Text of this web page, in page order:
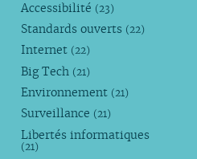
Accessibilité (23)
Standards ouverts (22)
Internet (22)
Big Tech (21)
Environnement (21)
Surveillance (21)
Libertés informatiques
(21)